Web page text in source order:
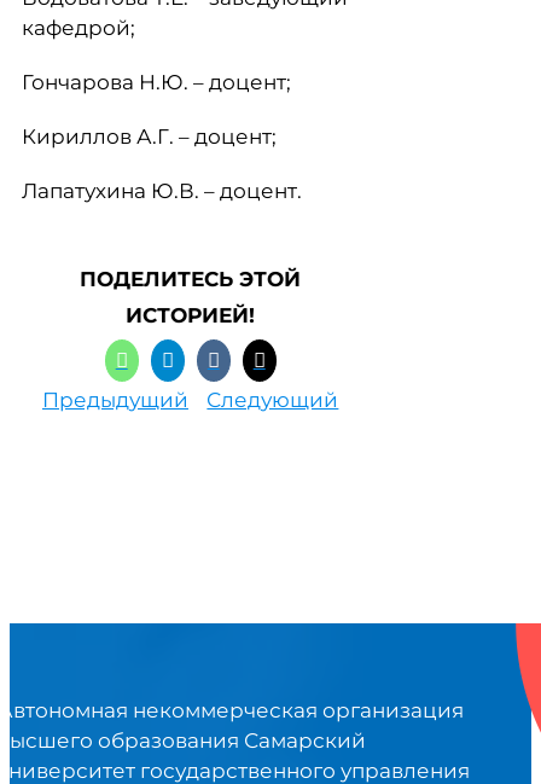
кафедрой;
Гончарова Н.Ю. – доцент;
Кириллов А.Г. – доцент;
Лапатухина Ю.В. – доцент.
ПОДЕЛИТЕСЬ ЭТОЙ
ИСТОРИЕЙ!
Предыдущий Следующий
некоммерческая организация
образования Самарский
государственного управления